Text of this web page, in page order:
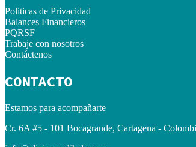
Politicas de Privacidad
Balances Financieros
PQRSF
Trabaje con nosotros
Contáctenos
CONTACTO
Estamos para acompañarte
Cr. 6A #5 - 101 Bocagrande, Cartagena -